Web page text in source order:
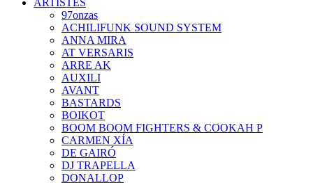
ARTISTES
97onzas
ACHILIFUNK SOUND SYSTEM
ANNA MIRA
AT VERSARIS
ARRE AK
AUXILI
AVANT
BASTARDS
BOIKOT
BOOM BOOM FIGHTERS & COOKAH P
CARMEN XÍA
DE GAIRÓ
DJ TRAPELLA
DONALLOP